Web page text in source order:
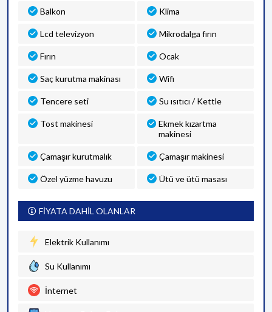
Balkon Klima
Lcd televizyon Mikrodalga fırın
Fırın Ocak
Saç kurutma makinası Wifi
Tencere seti Su ısıtıcı / Kettle
Tost makinesi
Ekmek kızartma
makinesi
Çamaşır kurutmalık Çamaşır makinesi
Özel yüzme havuzu Ütü ve ütü masası
FİYATA DAHİL OLANLAR
Elektrik Kullanımı
Su Kullanımı
İnternet